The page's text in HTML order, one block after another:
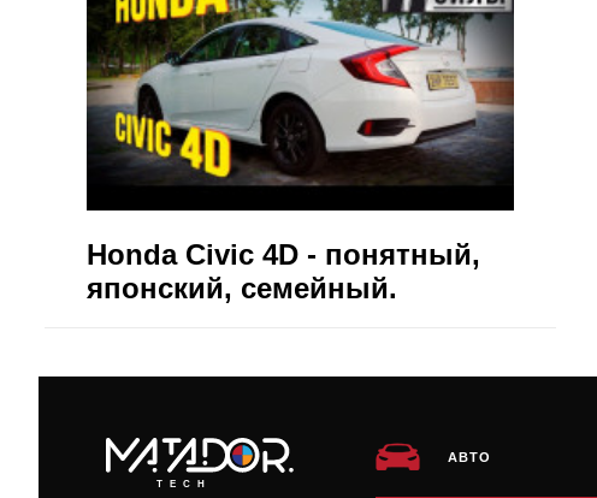
Honda Civic 4D - понятный,
японский, семейный.
TECH
АВТО